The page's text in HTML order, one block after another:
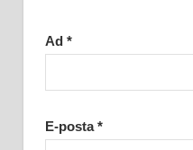
Ad *
E-posta*